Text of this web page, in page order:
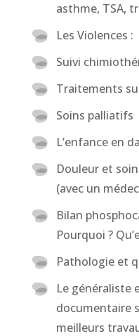
asthme, TSA,
Les Violences
Suivi
Traitements
Soins palliatifs
L’enfance en
Douleur et
(avec un
Bilan
Pourquoi ?
Pathologie et
Le généraliste
documentaire
meilleurs